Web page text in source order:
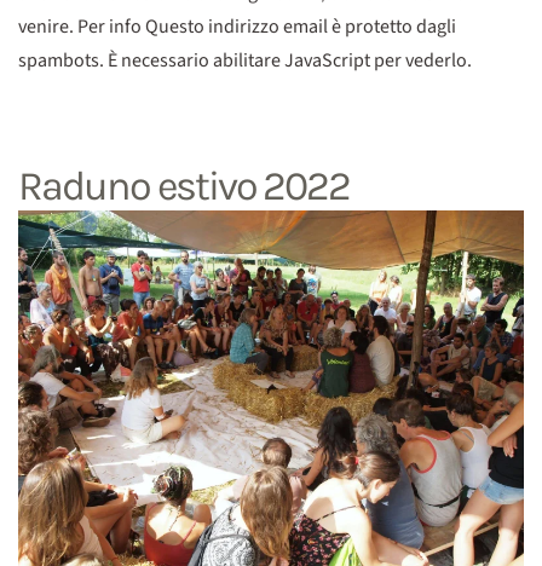
venire. Per info Questo indirizzo email è protetto dagli
spambots. È necessario abilitare JavaScript per vederlo.
Raduno estivo 2022